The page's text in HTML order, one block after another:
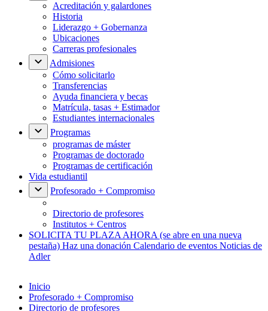
Acreditación y galardones
Historia
Liderazgo + Gobernanza
Ubicaciones
Carreras profesionales
Admisiones
Cómo solicitarlo
Transferencias
Ayuda financiera y becas
Matrícula, tasas + Estimador
Estudiantes internacionales
Programas
programas de máster
Programas de doctorado
Programas de certificación
Vida estudiantil
Profesorado + Compromiso
Directorio de profesores
Institutos + Centros
SOLICITA TU PLAZA AHORA (se abre en una nueva
pestaña) Haz una donación Calendario de eventos Noticias de
Adler
Inicio
Profesorado + Compromiso
Directorio de profesores